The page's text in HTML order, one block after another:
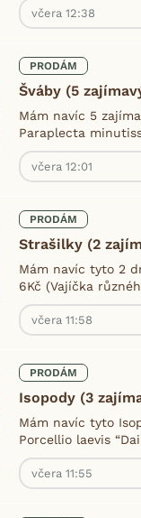
včera 12:38
PRODÁM
Šváby (5
Mám navíc 5
Paraplecta
včera 12:01
PRODÁM
Strašilky (2
Mám navíc tyto 2
6Kč (Vajíčka
včera 11:58
PRODÁM
Isopody (3
Mám navíc tyto
Porcellio laevis
včera 11:55